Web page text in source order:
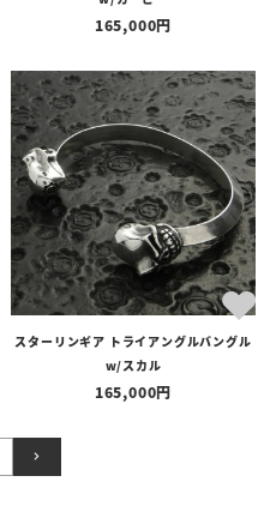
165,000
スターリンギア トライアングルバングル
w/スカル
165,000